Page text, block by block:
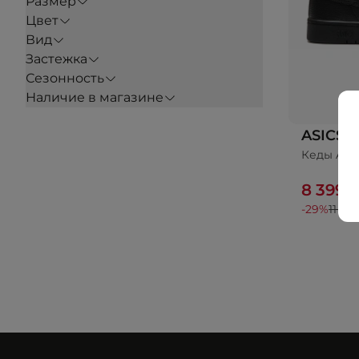
Цвет
Вид
Застежка
Сезонность
Наличие в магазине
ASICS
Кеды
8 399 ₽
-29%11